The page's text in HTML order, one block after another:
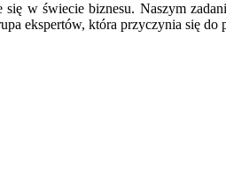
w świecie biznesu. Naszym
ekspertów, która przyczynia się do